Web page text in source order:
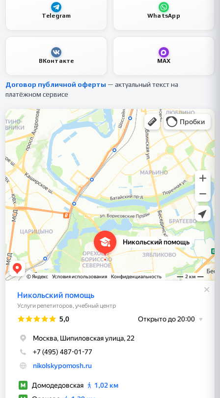
Telegram WhatsApp
ВКонтакте MAX
Договор публичной оферты — актуальный текст на
платёжном сервисе